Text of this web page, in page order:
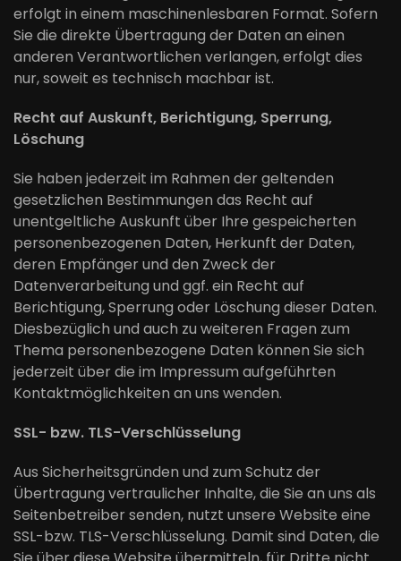
erfolgt in einem maschinenlesbaren Format. Sofern
Sie die direkte Übertragung der Daten an einen
anderen Verantwortlichen verlangen, erfolgt dies
nur, soweit es technisch machbar ist.
Recht auf Auskunft, Berichtigung, Sperrung,
Löschung
Sie haben jederzeit im Rahmen der geltenden
gesetzlichen Bestimmungen das Recht auf
unentgeltliche Auskunft über Ihre gespeicherten
personenbezogenen Daten, Herkunft der Daten,
deren Empfänger und den Zweck der
Datenverarbeitung und ggf. ein Recht auf
Berichtigung, Sperrung oder Löschung dieser Daten.
Diesbezüglich und auch zu weiteren Fragen zum
Thema personenbezogene Daten können Sie sich
jederzeit über die im Impressum aufgeführten
Kontaktmöglichkeiten an uns wenden.
SSL- bzw. TLS-Verschlüsselung
Aus Sicherheitsgründen und zum Schutz der
Übertragung vertraulicher Inhalte, die Sie an uns als
Seitenbetreiber senden, nutzt unsere Website eine
SSL-bzw. TLS-Verschlüsselung. Damit sind Daten, die